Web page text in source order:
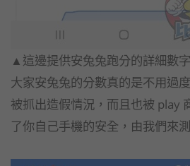
▲這邊提供安兔兔跑分的詳細數
大家安兔兔的分數真的是不用過
被抓出造假情況，而且也被 play
了你自己手機的安全，由我們來